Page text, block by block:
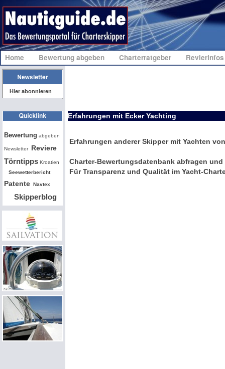
Home Bewertung abgeben Charterratgeber
Erfahrungen mit Ecker Yachting
Hier abonnieren
Bw
Bewertung abgeben
Newsletter Reviere
Törntipps Kroatien
Seewetterbericht
Patente Navtex
Skipperblog
Erfahrungen anderer Skipper mit Yachten
Charter-Bewertungsdatenbank abfragen
Für Transparenz und Qualität im Yacht-